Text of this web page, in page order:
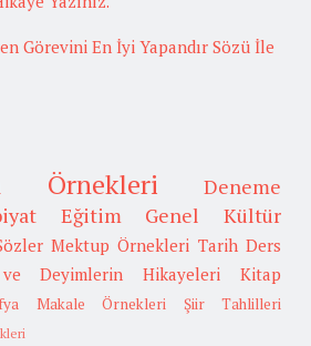
Görevini En İyi Yapandır Sözü İle
Örnekleri
Deneme
Eğitim Genel Kültür
Mektup Örnekleri Tarih Ders
Deyimlerin Hikayeleri
Kitap
Makale Örnekleri Şiir Tahlilleri